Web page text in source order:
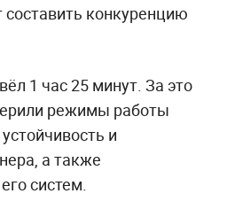
конкуренцию
1 час 25 минут. За это
режимы работы
и
а также
систем.